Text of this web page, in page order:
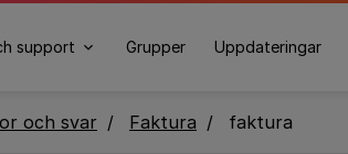
support Grupper Uppdateringar
och svar Faktura faktura